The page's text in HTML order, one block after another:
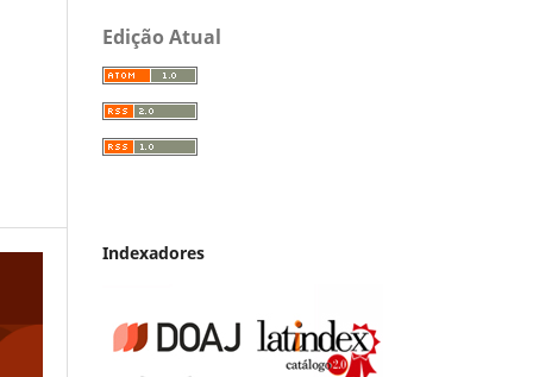
Edição Atual
Indexadores